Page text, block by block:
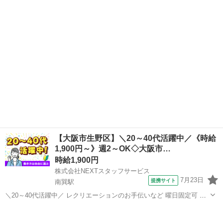
【大阪市生野区】＼20～40代活躍中／《時給
1,900円～》週2～OK◇大阪市…
時給1,900円
株式会社NEXTスタッフサービス
南巽駅
提携サイト 7月23日
＼20～40代活躍中／ レクリエーションのお手伝いなど 曜日固定可 サ